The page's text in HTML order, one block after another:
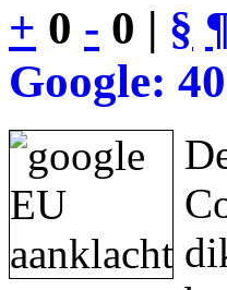
+ 0 - 0 | §
Google: